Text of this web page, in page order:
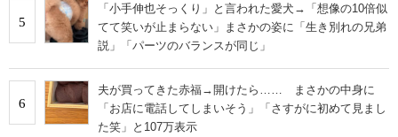
5
「小手伸也そっくり」と言われた愛犬→「想像の10倍似
てて笑いが止まらない」まさかの姿に「生き別れの兄弟
説」「パーツのバランスが同じ」
6
夫が買ってきた赤福→開けたら…… まさかの中身に
「お店に電話してしまいそう」「さすがに初めて見まし
た笑」と107万表示